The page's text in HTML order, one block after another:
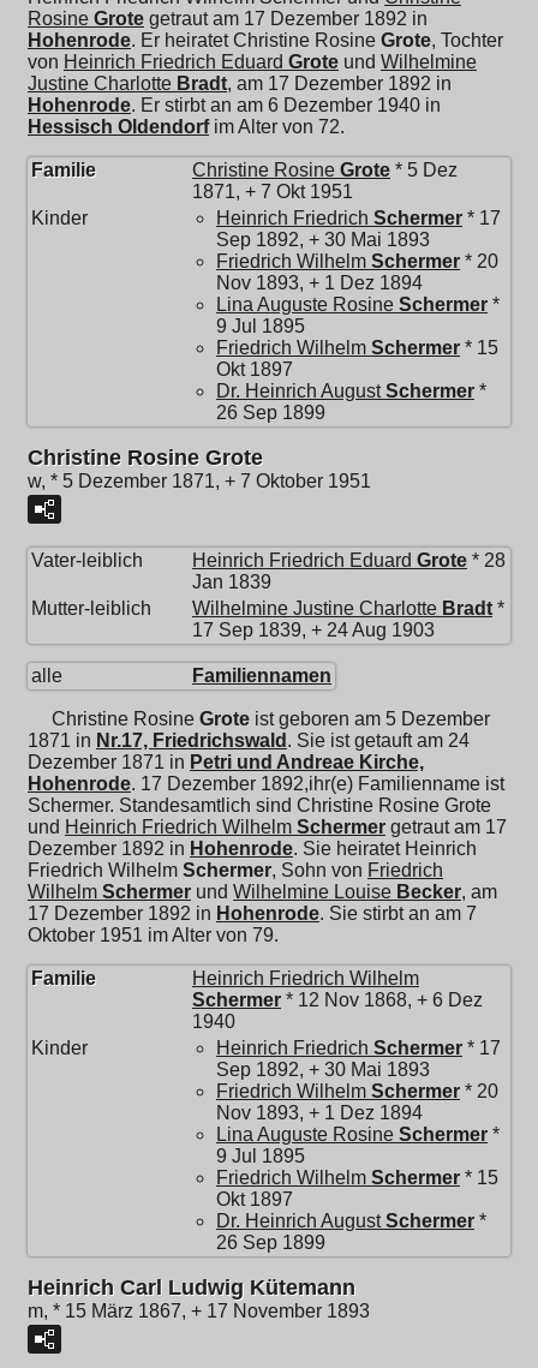
Rosine Grote getraut am 17 Dezember 1892 in
Hohenrode. Er heiratetChristine Rosine Grote, Tochter
von Heinrich Friedrich Eduard Grote und Wilhelmine
Justine Charlotte Bradt, am 17 Dezember 1892 in
Hohenrode. Er stirbt an am 6 Dezember 1940 in
Hessisch Oldendorfim Alter von 72.
Familie Christine Rosine Grote * 5 Dez
1871, + 7 Okt 1951
Kinder
Heinrich Friedrich Schermer * 17
Sep 1892, + 30 Mai 1893
Friedrich Wilhelm Schermer * 20
Nov 1893, + 1 Dez 1894
Lina Auguste Rosine Schermer *
9 Jul 1895
Friedrich Wilhelm Schermer * 15
Okt 1897
Dr. Heinrich August Schermer *
26 Sep 1899
Christine Rosine Grote
w, * 5 Dezember 1871, + 7 Oktober 1951
Vater-leiblich Heinrich Friedrich Eduard Grote * 28
Jan 1839
Mutter-leiblich
Wilhelmine Justine Charlotte Bradt *
17 Sep 1839, + 24 Aug 1903
alle Familiennamen
Christine Rosine Grote ist geboren am 5 Dezember
1871 in Nr.17, Friedrichswald . Sie ist getauft am 24
Dezember 1871 in Petri und Andreae Kirche,
Hohenrode. 17 Dezember 1892,ihr(e) Familienname ist
Schermer. Standesamtlich sind Christine Rosine Grote
und Heinrich Friedrich Wilhelm Schermer getraut am 17
Dezember 1892 in Hohenrode. Sie heiratet Heinrich
Friedrich Wilhelm Schermer, Sohn von Friedrich
Wilhelm Schermer und Wilhelmine Louise Becker, am
17 Dezember 1892 in Hohenrode. Sie stirbt an am 7
Oktober 1951 im Alter von 79.
Familie
Heinrich Friedrich Wilhelm
Schermer * 12 Nov 1868, + 6 Dez
1940
Kinder
Heinrich Friedrich Schermer * 17
Sep 1892, + 30 Mai 1893
Friedrich Wilhelm Schermer * 20
Nov 1893, + 1 Dez 1894
Lina Auguste Rosine Schermer *
9 Jul 1895
Friedrich Wilhelm Schermer * 15
Okt 1897
Dr. Heinrich August Schermer *
26 Sep 1899
Heinrich Carl Ludwig Kütemann
m, * 15 März 1867, + 17 November 1893